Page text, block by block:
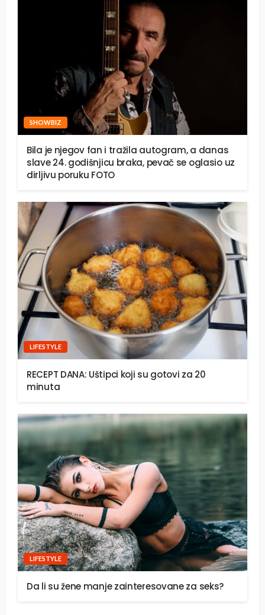
SHOWBIZ
Bila je njegov fan i tražila autogram, a danas
slave 24. godišnjicu braka, pevač se oglasio uz
dirljivu poruku FOTO
LIFESTYLE
RECEPT DANA: Uštipci koji su gotovi za 20
minuta
LIFESTYLE
Da li su žene manje zainteresovane za seks?